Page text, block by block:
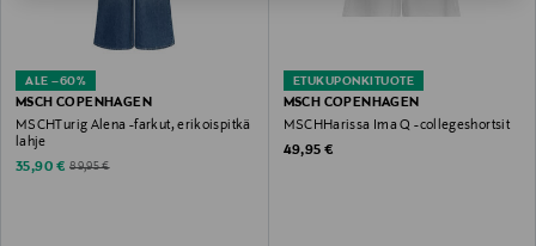
ALE –60%
MSCH COPENHAGEN
MSCHTurig Alena -farkut, erikoispitkä
lahje
Discounted Price
35,90 € Original Price
89,95 €
ETUKUPONKITUOTE
MSCH COPENHAGEN
MSCHHarissa Ima Q -collegeshortsit
Original Price
49,95 €